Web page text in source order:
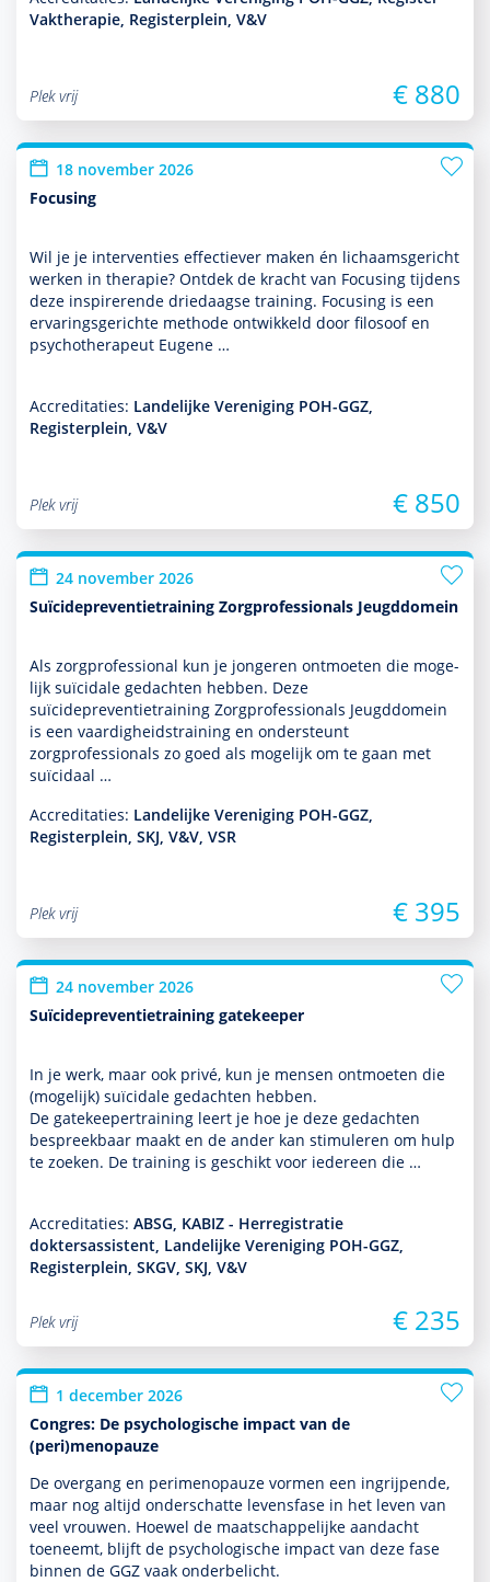
Vaktherapie, Registerplein, V&V
Plek vrij € 880
18 november 2026
Focusing
Wil je je inter­venties effectiever maken én lichaamsgericht
werken in thera­pie? Ontdek de kracht van Focusing tijdens
deze inspirerende driedaagse training. Focusing is een
ervaringsgerichte methode ontwik­keld door filosoof en
psycho­thera­peut Eugene …
Accreditaties: Landelijke Vereniging POH-GGZ,
Registerplein, V&V
Plek vrij € 850
24 november 2026
Suïcidepreventietraining Zorgprofessionals Jeugddomein
Als zorgprofessional kun je jongeren ontmoeten die moge­
lijk suïcidale gedachten hebben. Deze
suïcidepreventietraining Zorgprofessionals Jeugddomein
is een vaar­dig­heidstraining en onder­steunt
zorgprofessionals zo goed als moge­lijk om te gaan met
suïcidaal …
Accreditaties: Landelijke Vereniging POH-GGZ,
Registerplein, SKJ, V&V, VSR
Plek vrij € 395
24 november 2026
Suïcidepreventietraining gatekeeper
In je werk, maar ook privé, kun je mensen ontmoeten die
(moge­lijk) suïcidale gedachten hebben.
De gatekeepertraining leert je hoe je deze gedachten
bespreekbaar maakt en de ander kan stimuleren om hulp
te zoeken. De training is geschikt voor iedereen die …
Accreditaties: ABSG, KABIZ - Herregistratie
doktersassistent, Landelijke Vereniging POH-GGZ,
Registerplein, SKGV, SKJ, V&V
Plek vrij € 235
1 december 2026
Congres: De psychologische impact van de
(peri)menopauze
De overgang en perimenopauze vormen een ingrijpende,
maar nog altijd onderschatte levensfase in het leven van
veel vrouwen. Hoewel de maat­schappe­lijke aan­dacht
toeneemt, blijft de psycho­logische impact van deze fase
binnen de GGZ vaak onderbelicht.